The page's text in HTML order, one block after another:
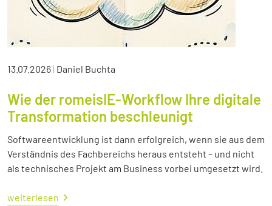
13.07.2026| Daniel Buchta
Wie der romeisIE-Workflow Ihre digitale
Transformation beschleunigt
Softwareentwicklung ist dann erfolgreich, wenn sie aus dem
Verständnis des Fachbereichs heraus entsteht – und nicht
als technisches Projekt am Business vorbei umgesetzt wird.
weiterlesen